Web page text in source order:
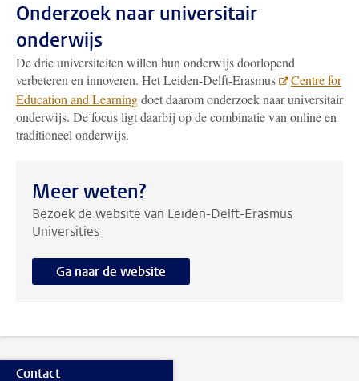
Onderzoek naar universitair
onderwijs
De drie universiteiten willen hun onderwijs doorlopend
verbeteren en innoveren. Het Leiden-Delft-Erasmus
Centre for
Education and Learningdoet daarom onderzoek naar universitair
onderwijs. De focus ligt daarbij op de combinatie van online en
traditioneel onderwijs.
Meer weten?
Bezoek de website van Leiden-Delft-Erasmus
Universities
Ga naar de website
Contact